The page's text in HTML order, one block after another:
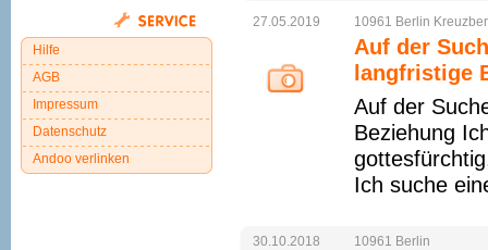
27.05.2019 10961 Berlin
Auf der
langfristige
Auf der
Beziehung
Ich suche
30.10.2018 10961 Berlin
Hilfe
AGB
Impressum
Datenschutz
Andoo verlinken